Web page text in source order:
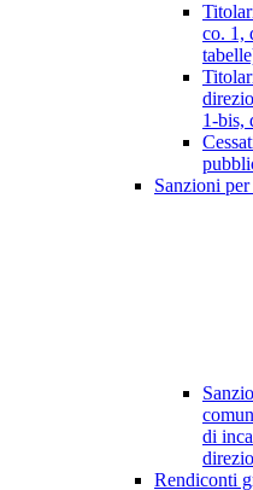
co. 1,
1-bis,
Sanzioni
di
Rendiconti